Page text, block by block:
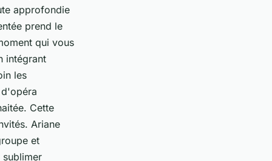
approfondie
prend le
qui vous
intégrant
les
Cette
Ariane
et